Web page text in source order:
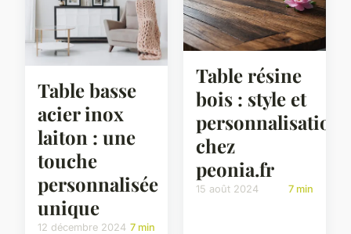
Table basse
acier inox
laiton : une
touche
personnalisée
unique
12 décembre 2024 7 min
Table résine
bois : style et
personnalisation
chez
peonia.fr
15 août 2024 7 min